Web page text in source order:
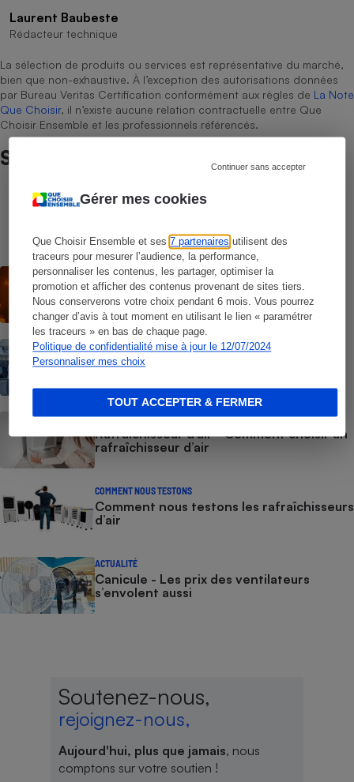
Gérer mes cookies
Que Choisir Ensemble et ses7 partenaires utilisent des
traceurs pour mesurer l’audience, la performance,
personnaliser les contenus, les partager, optimiser la
promotion et afficher des contenus provenant de sites tiers.
Nous conserverons votre choix pendant 6 mois. Vous pourrez
changer d’avis à tout moment en utilisant le lien « paramétrer
les traceurs » en bas de chaque page.
Politique de confidentialité mise à jour le 12/07/2024
Personnaliser mes choix
Continuer sans accepter
TOUT ACCEPTER & FERMER
Laurent Baubeste
Rédacteur technique
La sélection de produits ou services est représentative du marché,
bien que non-exhaustive. À l’exception des autorisations données
par Bureau Veritas Certification conformément aux règles de La Note
Que Choisir, il n’existe aucune relation contractuelle entre Que
Choisir Ensemble et les professionnels référencés.
Sur le même sujet
COMMENT NOUS TESTONS
ACTUALITÉ
Les vagues de chaleur ont déjà tué plus
de 6 000 personnes
COMMENT NOUS TESTONS
Fours micro-ondes - Le protocole
GUIDE D'ACHAT
Rafraîchisseur d’air - Comment choisir un
rafraîchisseur d’air
COMMENT NOUS TESTONS
Comment nous testons les rafraîchisseurs
d’air
ACTUALITÉ
Canicule - Les prix des ventilateurs
s’envolent aussi
Soutenez-nous,
rejoignez-nous,
Aujourd'hui, plus que jamais, nous
comptons sur votre soutien !